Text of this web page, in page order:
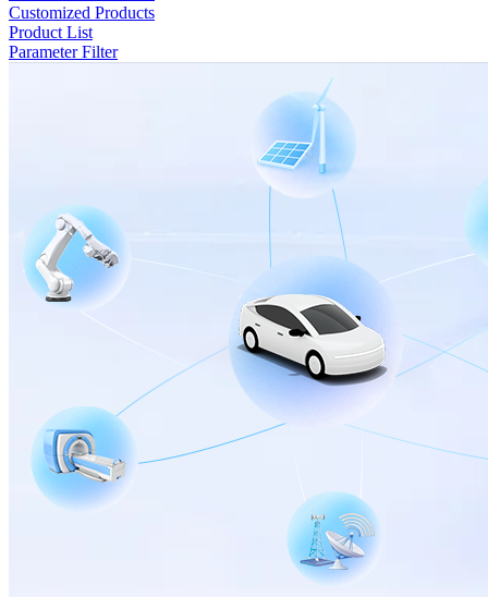
Customized Products
Product List
Parameter Filter